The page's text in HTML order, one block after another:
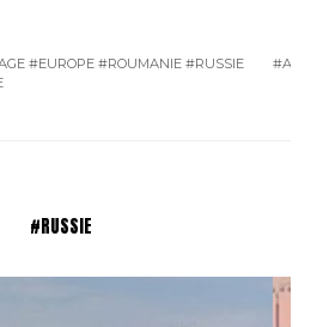
#EUROPE #ROUMANIE #RUSSIE
#RUSSIE